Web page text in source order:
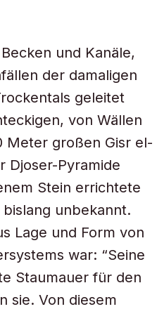
und Kanäle,
der damaligen
geleitet
von Wällen
Meter großen Gisr el-
Djoser-Pyramide
Stein errichtete
unbekannt.
Lage und Form von
war: “Seine
Staumauer für den
sie. Von diesem